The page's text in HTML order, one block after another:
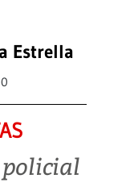
Estrella
policial